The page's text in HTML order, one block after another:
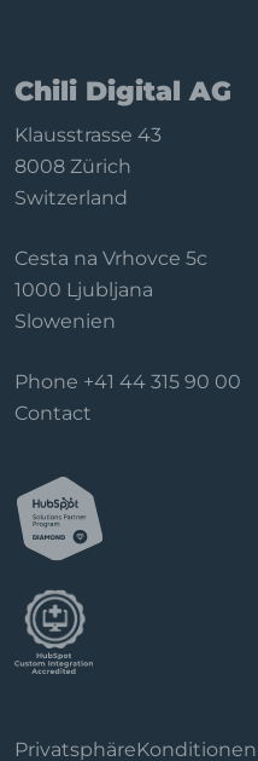
Chili Digital AG
Klausstrasse 43
8008 Zürich
Switzerland
Cesta na Vrhovce 5c
1000 Ljubljana
Slowenien
Phone +41 44 315 90 00
Contact
PrivatsphäreKonditionen